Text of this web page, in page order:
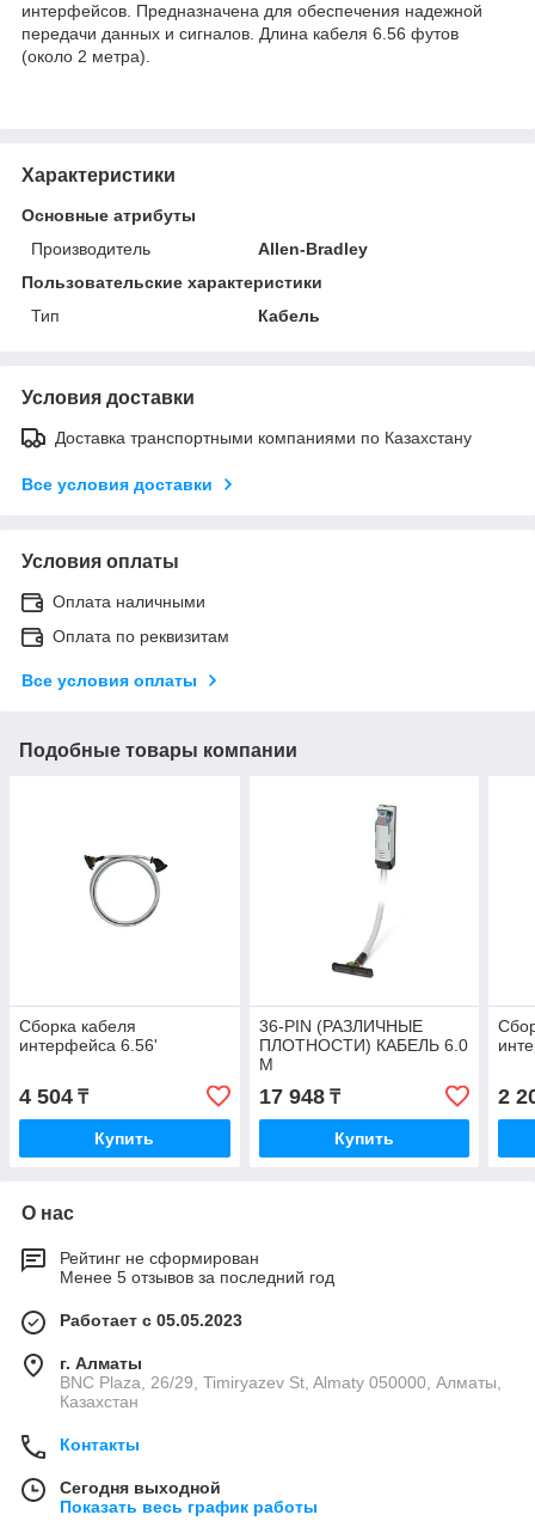
интерфейсов. Предназначена для обеспечения надежной
передачи данных и сигналов. Длина кабеля 6.56 футов
(около 2 метра).
Характеристики
Основные атрибуты
Производитель
Allen-Bradley
Пользовательские характеристики
Тип
Кабель
Условия доставки
Доставка транспортными компаниями по Казахстану
Все условия доставки
Условия оплаты
Оплата наличными
Оплата по реквизитам
Все условия оплаты
Подобные товары компании
Сборка кабеля
интерфейса 6.56'
4 504 ₸
Купить
36-PIN (РАЗЛИЧНЫЕ
ПЛОТНОСТИ) КАБЕЛЬ 6.0
М
17 948₸
Купить
2
О нас
Рейтинг не сформирован
Менее 5 отзывов за последний год
Работает с 05.05.2023
г. Алматы
BNC Plaza, 26/29, Timiryazev St, Almaty 050000, Алматы,
Казахстан
Контакты
Сегодня выходной
Показать весь график работы